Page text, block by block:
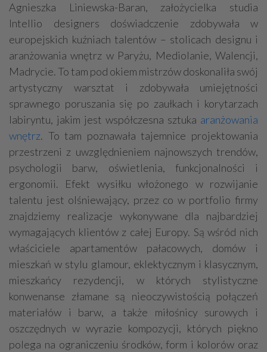
Agnieszka Liniewska-Baran, założycielka studia
Intellio designers doświadczenie zdobywała w
europejskich kuźniach talentów – stolicach designu i
aranżowania wnętrz w Paryżu, Mediolanie, Walencji,
Madrycie. To tam pod okiem mistrzów doskonaliła swój
artystyczny warsztat i zdobywała umiejętności
sprawnego poruszania się po zaułkach i korytarzach
labiryntu, jakim jest współczesna sztuka aranżowania
wnętrz. To tam poznawała tajemnice projektowania
przestrzeni z uwzględnieniem najnowszych trendów,
psychologii barw, oświetlenia, funkcjonalności i
ergonomii. Efekt wysiłku włożonego w rozwijanie
talentu jest olśniewający, przez co w portfolio firmy
znajdziemy realizacje wykonywane dla najbardziej
wymagających klientów z całej Europy. Są wśród nich
właściciele apartamentów pałacowych, domów i
mieszkań w stylu glamour, eklektycznym i klasycznym,
mieszkańcy rezydencji, w których stylistyczne
konwenanse złamane są nieoczywistością połączeń
materiałów i barw, a także miłośnicy surowych i
oszczędnych w wyrazie kompozycji, których piękno
polega na ograniczeniu środków, form i kolorów oraz